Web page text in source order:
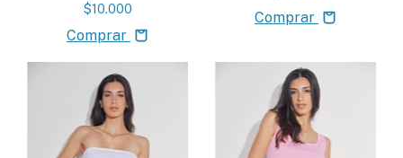
$10.000
Comprar
Comprar